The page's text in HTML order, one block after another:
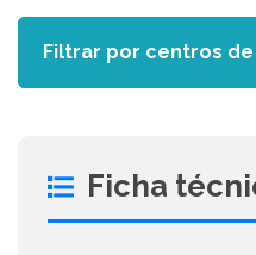
Ficha
Filtrar por centros de